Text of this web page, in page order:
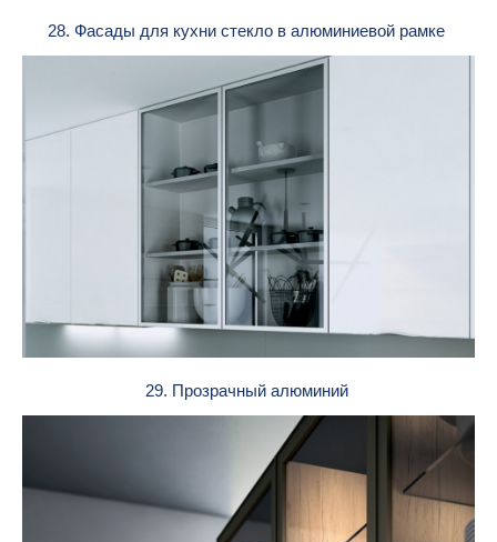
28. Фасады для кухни стекло в алюминиевой рамке
29. Прозрачный алюминий